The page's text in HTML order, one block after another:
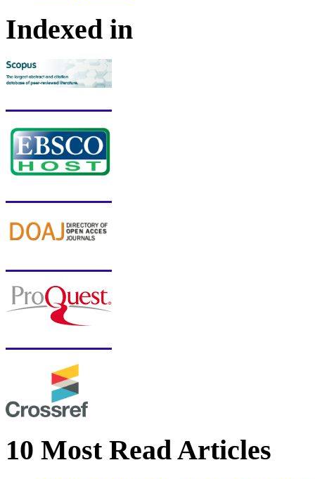
Indexed in
10 Most Read Articles